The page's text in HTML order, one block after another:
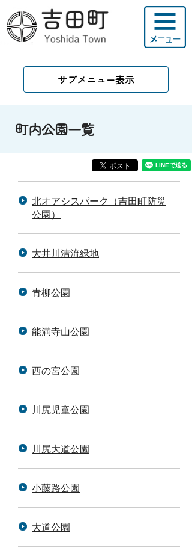
サブメニュー表示
町内公園一覧
北オアシスパーク（吉田町防災
公園）
大井川清流緑地
青柳公園
能満寺山公園
西の宮公園
川尻児童公園
川尻大道公園
小藤路公園
大道公園